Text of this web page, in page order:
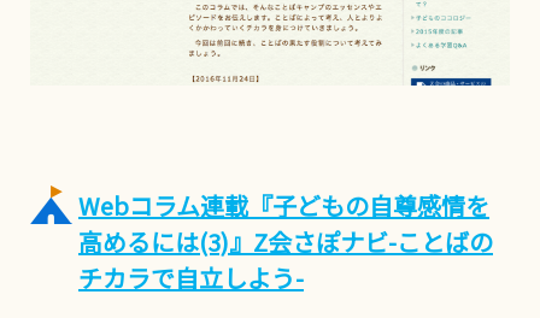
Webコラム連載『子どもの自尊感情を
高めるには(3)』Z会さぽナビ-ことばの
チカラで自立しよう-